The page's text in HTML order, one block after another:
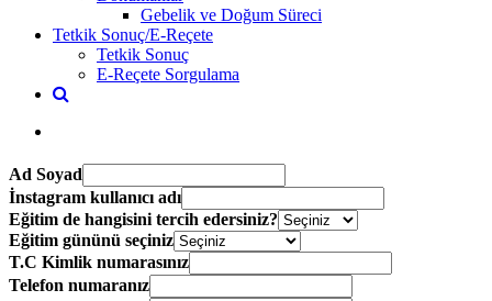
Gebelik ve Doğum Süreci
Tetkik Sonuç/E-Reçete
Tetkik Sonuç
E-Reçete Sorgulama
Ad Soyad
İnstagram kullanıcı adı
Eğitim de hangisini tercih edersiniz?
Eğitim gününü seçiniz
T.C Kimlik numarasınız
Telefon numaranız